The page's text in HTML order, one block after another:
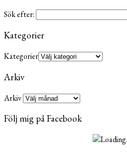
Sök efter:
Kategorier
Kategorier
Arkiv
Arkiv
Följ mig på Facebook